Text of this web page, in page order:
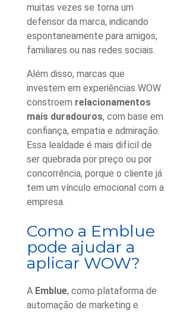
muitas vezes se torna um
defensor da marca, indicando
espontaneamente para amigos,
familiares ou nas redes sociais.
Além disso, marcas que
investem em experiências WOW
constroem relacionamentos
mais duradouros, com base em
confiança, empatia e admiração.
Essa lealdade é mais difícil de
ser quebrada por preço ou por
concorrência, porque o cliente já
tem um vínculo emocional com a
empresa.
Como a Emblue
pode ajudar a
aplicar WOW?
A Emblue, como plataforma de
automação de marketing e